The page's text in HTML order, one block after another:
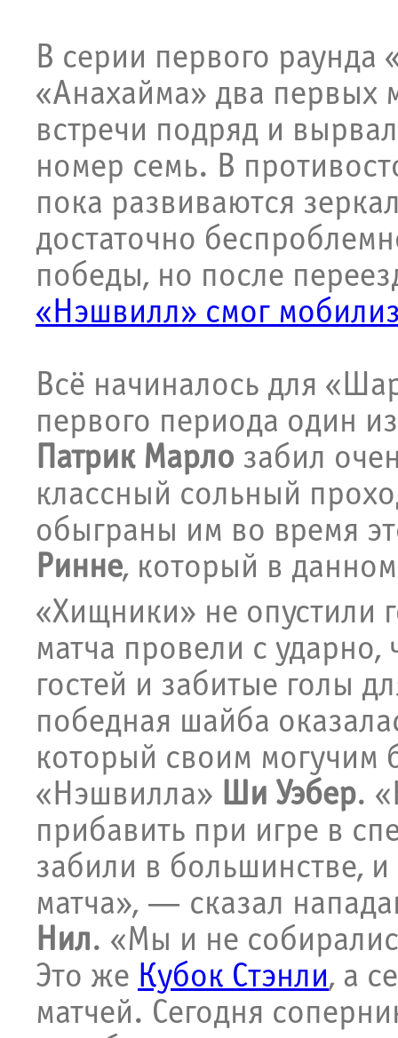
В серии первого
«Анахайма» два первых
встречи подряд и
номер семь. В
пока развиваются
достаточно
победы, но после
«Нэшвилл» смог
Всё начиналось для
первого периода один
Патрик Марло забил
классный сольный
обыграны им во время
Ринне, который в
«Хищники» не опустили
матча провели с ударно,
гостей и забитые голы
победная шайба
который своим могучим
«Нэшвилла» Ши Уэбер.
прибавить при игре в
забили в большинстве,
матча», — сказал
Нил. «Мы и не
Это же Кубок Стэнли, а
матчей. Сегодня